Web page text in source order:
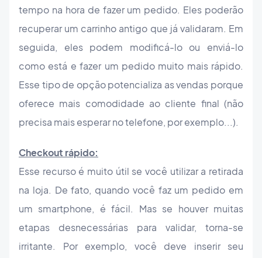
tempo na hora de fazer um pedido. Eles poderão
recuperar um carrinho antigo que já validaram. Em
seguida, eles podem modificá-lo ou enviá-lo
como está e fazer um pedido muito mais rápido.
Esse tipo de opção potencializa as vendas porque
oferece mais comodidade ao cliente final (não
precisa mais esperar no telefone, por exemplo...).
Checkout rápido:
Esse recurso é muito útil se você utilizar a retirada
na loja. De fato, quando você faz um pedido em
um smartphone, é fácil. Mas se houver muitas
etapas desnecessárias para validar, torna-se
irritante. Por exemplo, você deve inserir seu